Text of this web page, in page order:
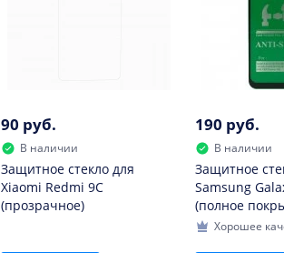
90 руб.
В наличии
Защитное стекло для
Xiaomi Redmi 9C
(прозрачное)
190 руб.
В наличии
Защитное
Samsung
(полное
Хорошее